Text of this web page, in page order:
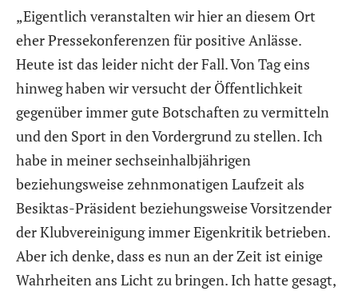
„Eigentlich veranstalten wir hier an diesem Ort
eher Pressekonferenzen für positive Anlässe.
Heute ist das leider nicht der Fall. Von Tag eins
hinweg haben wir versucht der Öffentlichkeit
gegenüber immer gute Botschaften zu vermitteln
und den Sport in den Vordergrund zu stellen. Ich
habe in meiner sechseinhalbjährigen
beziehungsweise zehnmonatigen Laufzeit als
Besiktas-Präsident beziehungsweise Vorsitzender
der Klubvereinigung immer Eigenkritik betrieben.
Aber ich denke, dass es nun an der Zeit ist einige
Wahrheiten ans Licht zu bringen. Ich hatte gesagt,